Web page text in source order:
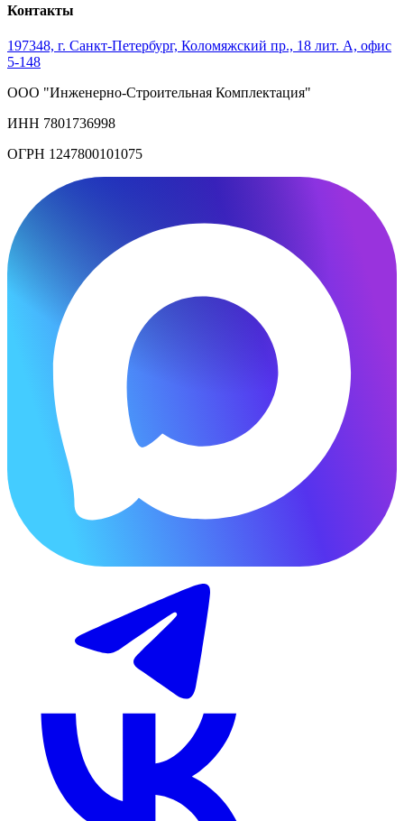
Контакты
197348, г. Санкт-Петербург, Коломяжский пр., 18 лит. А, офис
5-148
ООО "Инженерно-Строительная Комплектация"
ИНН 7801736998
ОГРН 1247800101075